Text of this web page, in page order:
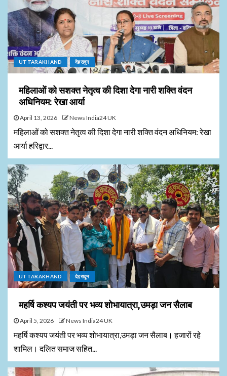
UTTARAKHAND देहरादून
महिलाओं को सशक्त नेतृत्व की दिशा देगा नारी शक्ति वंदन
अधिनियम: रेखा आर्या
April 13, 2026 News India24 UK
महिलाओं को सशक्त नेतृत्व की दिशा देगा नारी शक्ति वंदन अधिनियम: रेखा
आर्या हरिद्वार...
UTTARAKHAND देहरादून
महर्षि कश्यप जयंती पर भव्य शोभायात्रा,उमड़ा जन सैलाब
April 5, 2026 News India24 UK
महर्षि कश्यप जयंती पर भव्य शोभायात्रा,उमड़ा जन सैलाब। हजारों रहे
शामिल। दलित समाज सहित...